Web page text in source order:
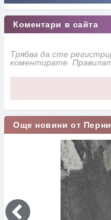
Коментари в сайта
Трябва да сте
коментирате.
Още новини от